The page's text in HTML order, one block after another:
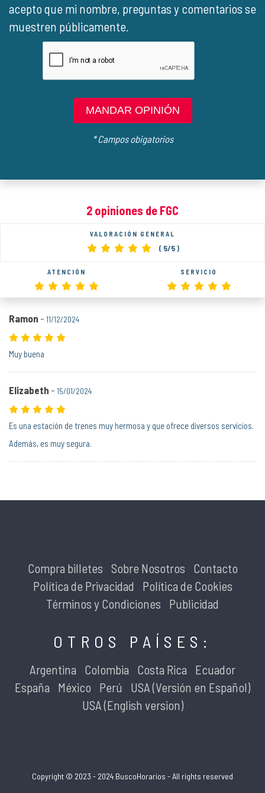
acepto que mi nombre, preguntas y comentarios se
muestren públicamente.
MANDAR OPINIÓN
* Campos obigatorios
2 opiniones de FGC
VALORACIÓN GENERAL
( 5/5 )
ATENCIÓN SERVICIO
Ramon - 11/12/2024
Muy buena
Elizabeth - 15/01/2024
Es una estación de trenes muy hermosa y que ofrece diversos servicios.
Además, es muy segura.
Compra billetes Sobre Nosotros
Contacto
Política de Privacidad
Política de Cookies
Términos y Condiciones
Publicidad
OTROS PAÍSES:
Argentina Colombia Costa Rica
Ecuador
España
México Perú
USA (Versión en Español)
USA (English version)
Copyright © 2023 - 2024 BuscoHorarios - All rights reserved